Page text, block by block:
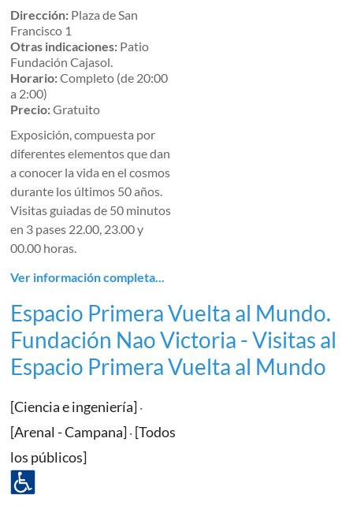
Dirección: Plaza de San
Francisco 1
Otras indicaciones: Patio
Fundación Cajasol.
Horario:Completo (de 20:00
a 2:00)
Precio:Gratuito
Exposición, compuesta por
diferentes elementos que dan
a conocer la vida en el cosmos
durante los últimos 50 años.
Visitas guiadas de 50 minutos
en 3 pases 22.00, 23.00 y
00.00 horas.
Ver información completa...
Espacio Primera Vuelta al Mundo.
Fundación Nao Victoria - Visitas al
Espacio Primera Vuelta al Mundo
[Ciencia e ingeniería] ·
[Arenal - Campana] · [Todos
los públicos]